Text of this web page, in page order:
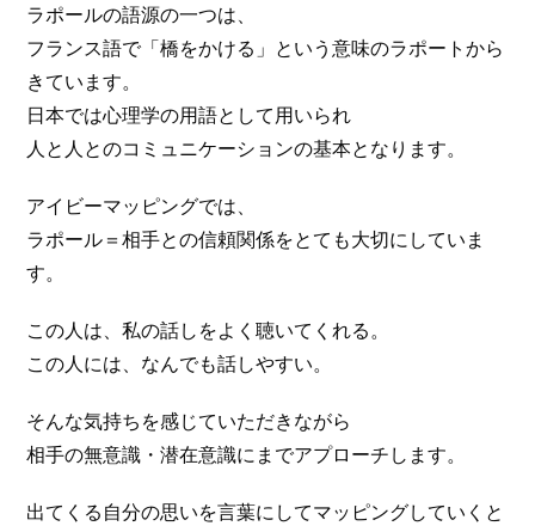
ラポールの語源の一つは、
フランス語で「橋をかける」という意味のラポートから
きています。
日本では心理学の用語として用いられ
人と人とのコミュニケーションの基本となります。
アイビーマッピングでは、
ラポール＝相手との信頼関係をとても大切にしていま
す。
この人は、私の話しをよく聴いてくれる。
この人には、なんでも話しやすい。
そんな気持ちを感じていただきながら
相手の無意識・潜在意識にまでアプローチします。
出てくる自分の思いを言葉にしてマッピングしていくと